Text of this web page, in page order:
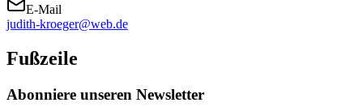
E-Mail
judith-kroeger@web.de
Fußzeile
Abonniere unseren Newsletter